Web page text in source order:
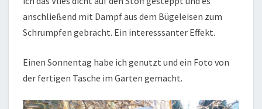
anschließend mit Dampf aus dem Bügeleisen zum
Schrumpfen gebracht. Ein interesssanter Effekt.
Einen Sonnentag habe ich genutzt und ein Foto von
der fertigen Tasche im Garten gemacht.